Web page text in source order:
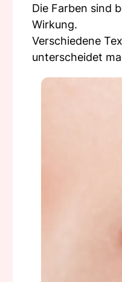
Die Farben sind
Wirkung.
Verschiedene
unterscheidet